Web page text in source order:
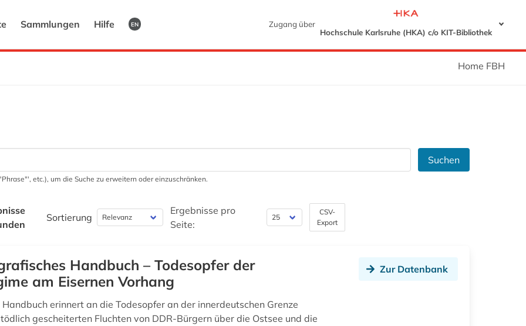
Sammlungen Hilfe EN
Zugang über
Hochschule Karlsruhe (HKA) c/o KIT-Bibliothek
Home FBH
Suchen
etc.), um die Suche zu erweitern oder einzuschränken.
Sortierung
Ergebnisse pro
Seite:
CSV-
Export
Handbuch – Todesopfer der
am Eisernen Vorhang
erinnert an die Todesopfer an der innerdeutschen Grenze
gescheiterten Fluchten von DDR-Bürgern über die Ostsee und die
Zur Datenbank